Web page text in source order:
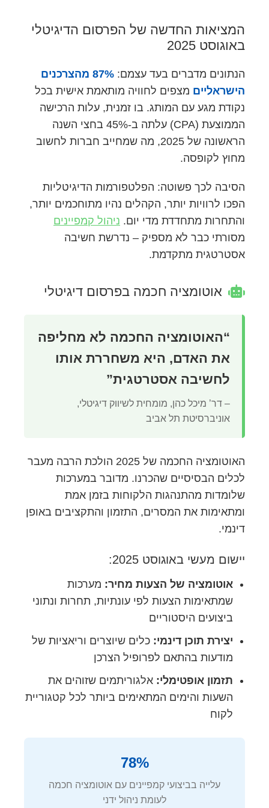
המציאות החדשה של הפרסום הדיגיטלי
באוגוסט 2025
הנתונים מדברים בעד עצמם:
87% מהצרכנים
הישראליים מצפים לחוויה מותאמת אישית בכל
נקודת מגע עם המותג. בו זמנית, עלות הרכישה
הממוצעת (CPA) עלתה ב-45% בחצי השנה
הראשונה של 2025, מה שמחייב חברות לחשוב
מחוץ לקופסה.
הסיבה לכך פשוטה: הפלטפורמות הדיגיטליות
הפכו לרוויות יותר, הקהלים נהיו מתוחכמים יותר,
והתחרות מתחדדת מדי יום. ניהול קמפיינים
מסורתי כבר לא מספיק – נדרשת חשיבה
אסטרטגית מתקדמת.
אוטומציה חכמה בפרסום דיגיטלי
“האוטומציה החכמה לא מחליפה
את האדם, היא משחררת אותו
לחשיבה אסטרטגית”
– דר’ מיכל כהן, מומחית לשיווק דיגיטלי,
אוניברסיטת תל אביב
האוטומציה החכמה של 2025 הולכת הרבה מעבר
לכלים הבסיסיים שהכרנו. מדובר במערכות
שלומדות מהתנהגות הלקוחות בזמן אמת
ומתאימות את המסרים, התזמון והתקציבים באופן
דינמי.
יישום מעשי באוגוסט 2025:
אוטומציה של הצעות מחיר: מערכות
שמתאימות הצעות לפי עונתיות, תחרות ונתוני
ביצועים היסטוריים
יצירת תוכן דינמי: כלים שיוצרים וריאציות של
מודעות בהתאם לפרופיל הצרכן
תזמון אופטימלי: אלגוריתמים שזוהים את
השעות והימים המתאימים ביותר לכל קטגוריית
לקוח
78%
עלייה בביצועי קמפיינים עם אוטומציה חכמה
לעומת ניהול ידני